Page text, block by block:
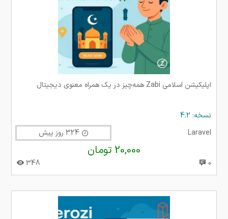
اپلیکیشن اسلامی Zabi همه‌چیز در یک همراه معنوی دیجیتال
نسخه: 4.2
Laravel
324 روز پیش
20,000 تومان
0
348